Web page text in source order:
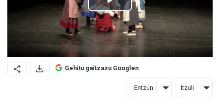
Gehitu gaitzazu Googlen
Entzun Itzuli